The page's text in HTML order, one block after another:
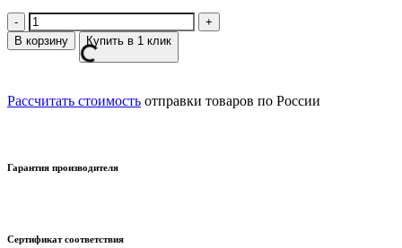
Количество
В корзину Купить в 1 клик
Рассчитать стоимость отправки товаров по России
Гарантия производителя
Сертификат соответствия